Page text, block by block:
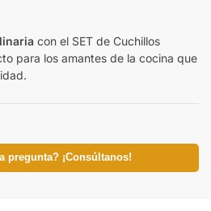
con el SET de Cuchillos
para los amantes de la cocina que
pregunta? ¡Consúltanos!